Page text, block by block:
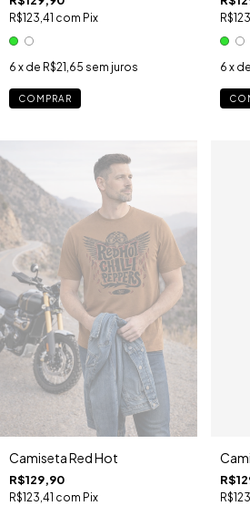
R$123,41 com Pix
6 x de R$21,65 sem juros
COMPRAR
6 x de
Camiseta Red Hot
R$129,90
R$123,41 com Pix